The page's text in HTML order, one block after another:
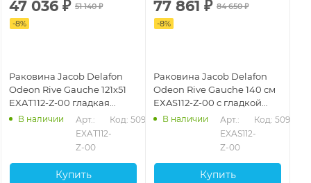
47 036 ₽ 51 140₽
-8%
Раковина Jacob Delafon
Odeon Rive Gauche 121х51
EXAT112-Z-00 гладкая
нижняя поверхность
В наличии
Арт.:
EXAT112-
Z-00
Код: 50974
Купить
77 861 ₽ 84 650₽
-8%
Раковина Jacob Delafon
Odeon Rive Gauche 140 см
EXAS112-Z-00 с гладкой
нижней поверхностью
В наличии
Арт.:
EXAS112-
Z-00
Код: 50975
Купить